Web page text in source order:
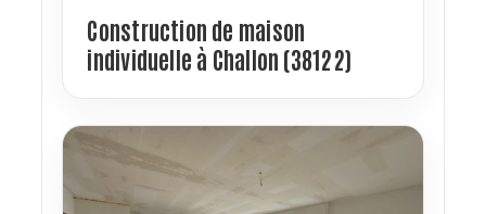
Construction de maison
individuelle à Challon (38122)